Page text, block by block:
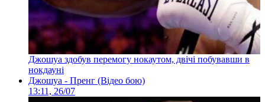
Джошуа здобув перемогу нокаутом, двічі побувавши в
нокдауні
Джошуа - Пренг (Відео бою)
13:11, 26/07